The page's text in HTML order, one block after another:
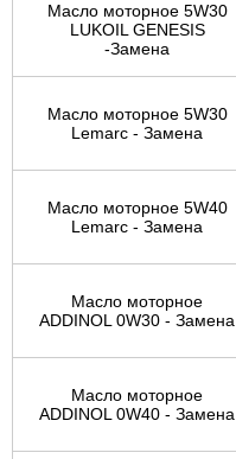
Масло моторное 5W30
LUKOIL GENESIS
-Замена
Масло моторное 5W30
Lemarc - Замена
Масло моторное 5W40
Lemarc - Замена
Масло моторное
ADDINOL 0W30 - Замена
Масло моторное
ADDINOL 0W40 - Замена